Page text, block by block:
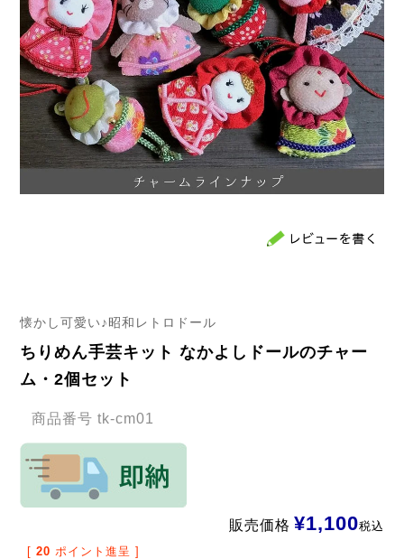
懐かし可愛い♪昭和レトロドール
ちりめん手芸キット なかよしドールのチャー
ム・2個セット
商品番号 tk-cm01
販売価格 ¥1,100税込
[ 20 ポイント進呈 ]